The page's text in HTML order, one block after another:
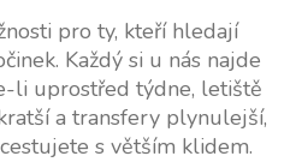
pro ty, kteří hledají
Každý si u nás najde
li uprostřed týdne, letiště
a transfery plynulejší,
s větším klidem.